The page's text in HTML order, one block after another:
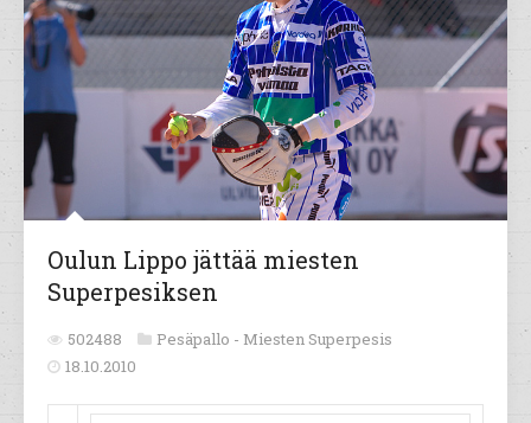
Oulun Lippo jättää miesten
Superpesiksen
502488 Pesäpallo - Miesten Superpesis
18.10.2010